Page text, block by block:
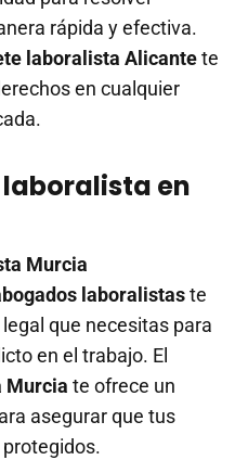
rápida y efectiva.
laboralista Alicantete
en cualquier
en
Murcia
laboralistaste
que necesitas para
en el trabajo. El
Murcia te ofrece un
asegurar que tus